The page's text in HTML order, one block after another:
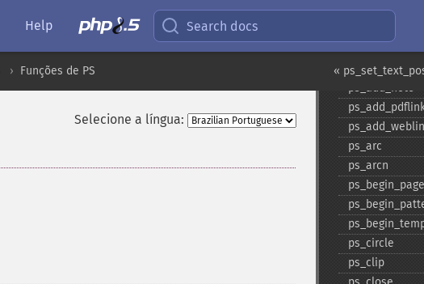
Help Search docs
«
Funções de PS
Selecione a língua:
ps_​add_​note
ps_​arc
ps_​arcn
ps_​begin_​page
ps_​circle
ps_​clip